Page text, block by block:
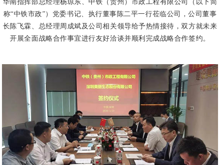
华南指挥部总经理杨琼东、中铁（贵州）市政工程有限公司（以下简
称“中铁市政”）党委书记、执行董事陈二平一行莅临公司，公司董事
长陈飞霖、总经理周成斌及公司相关领导给予热情接待，双方就未来
开展全面战略合作事宜进行友好洽谈并顺利完成战略合作签约。